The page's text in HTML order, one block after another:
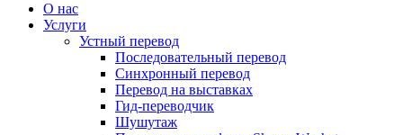
О нас
Услуги
Устный перевод
Последовательный перевод
Синхронный перевод
Перевод на выставках
Гид-переводчик
Шушутаж